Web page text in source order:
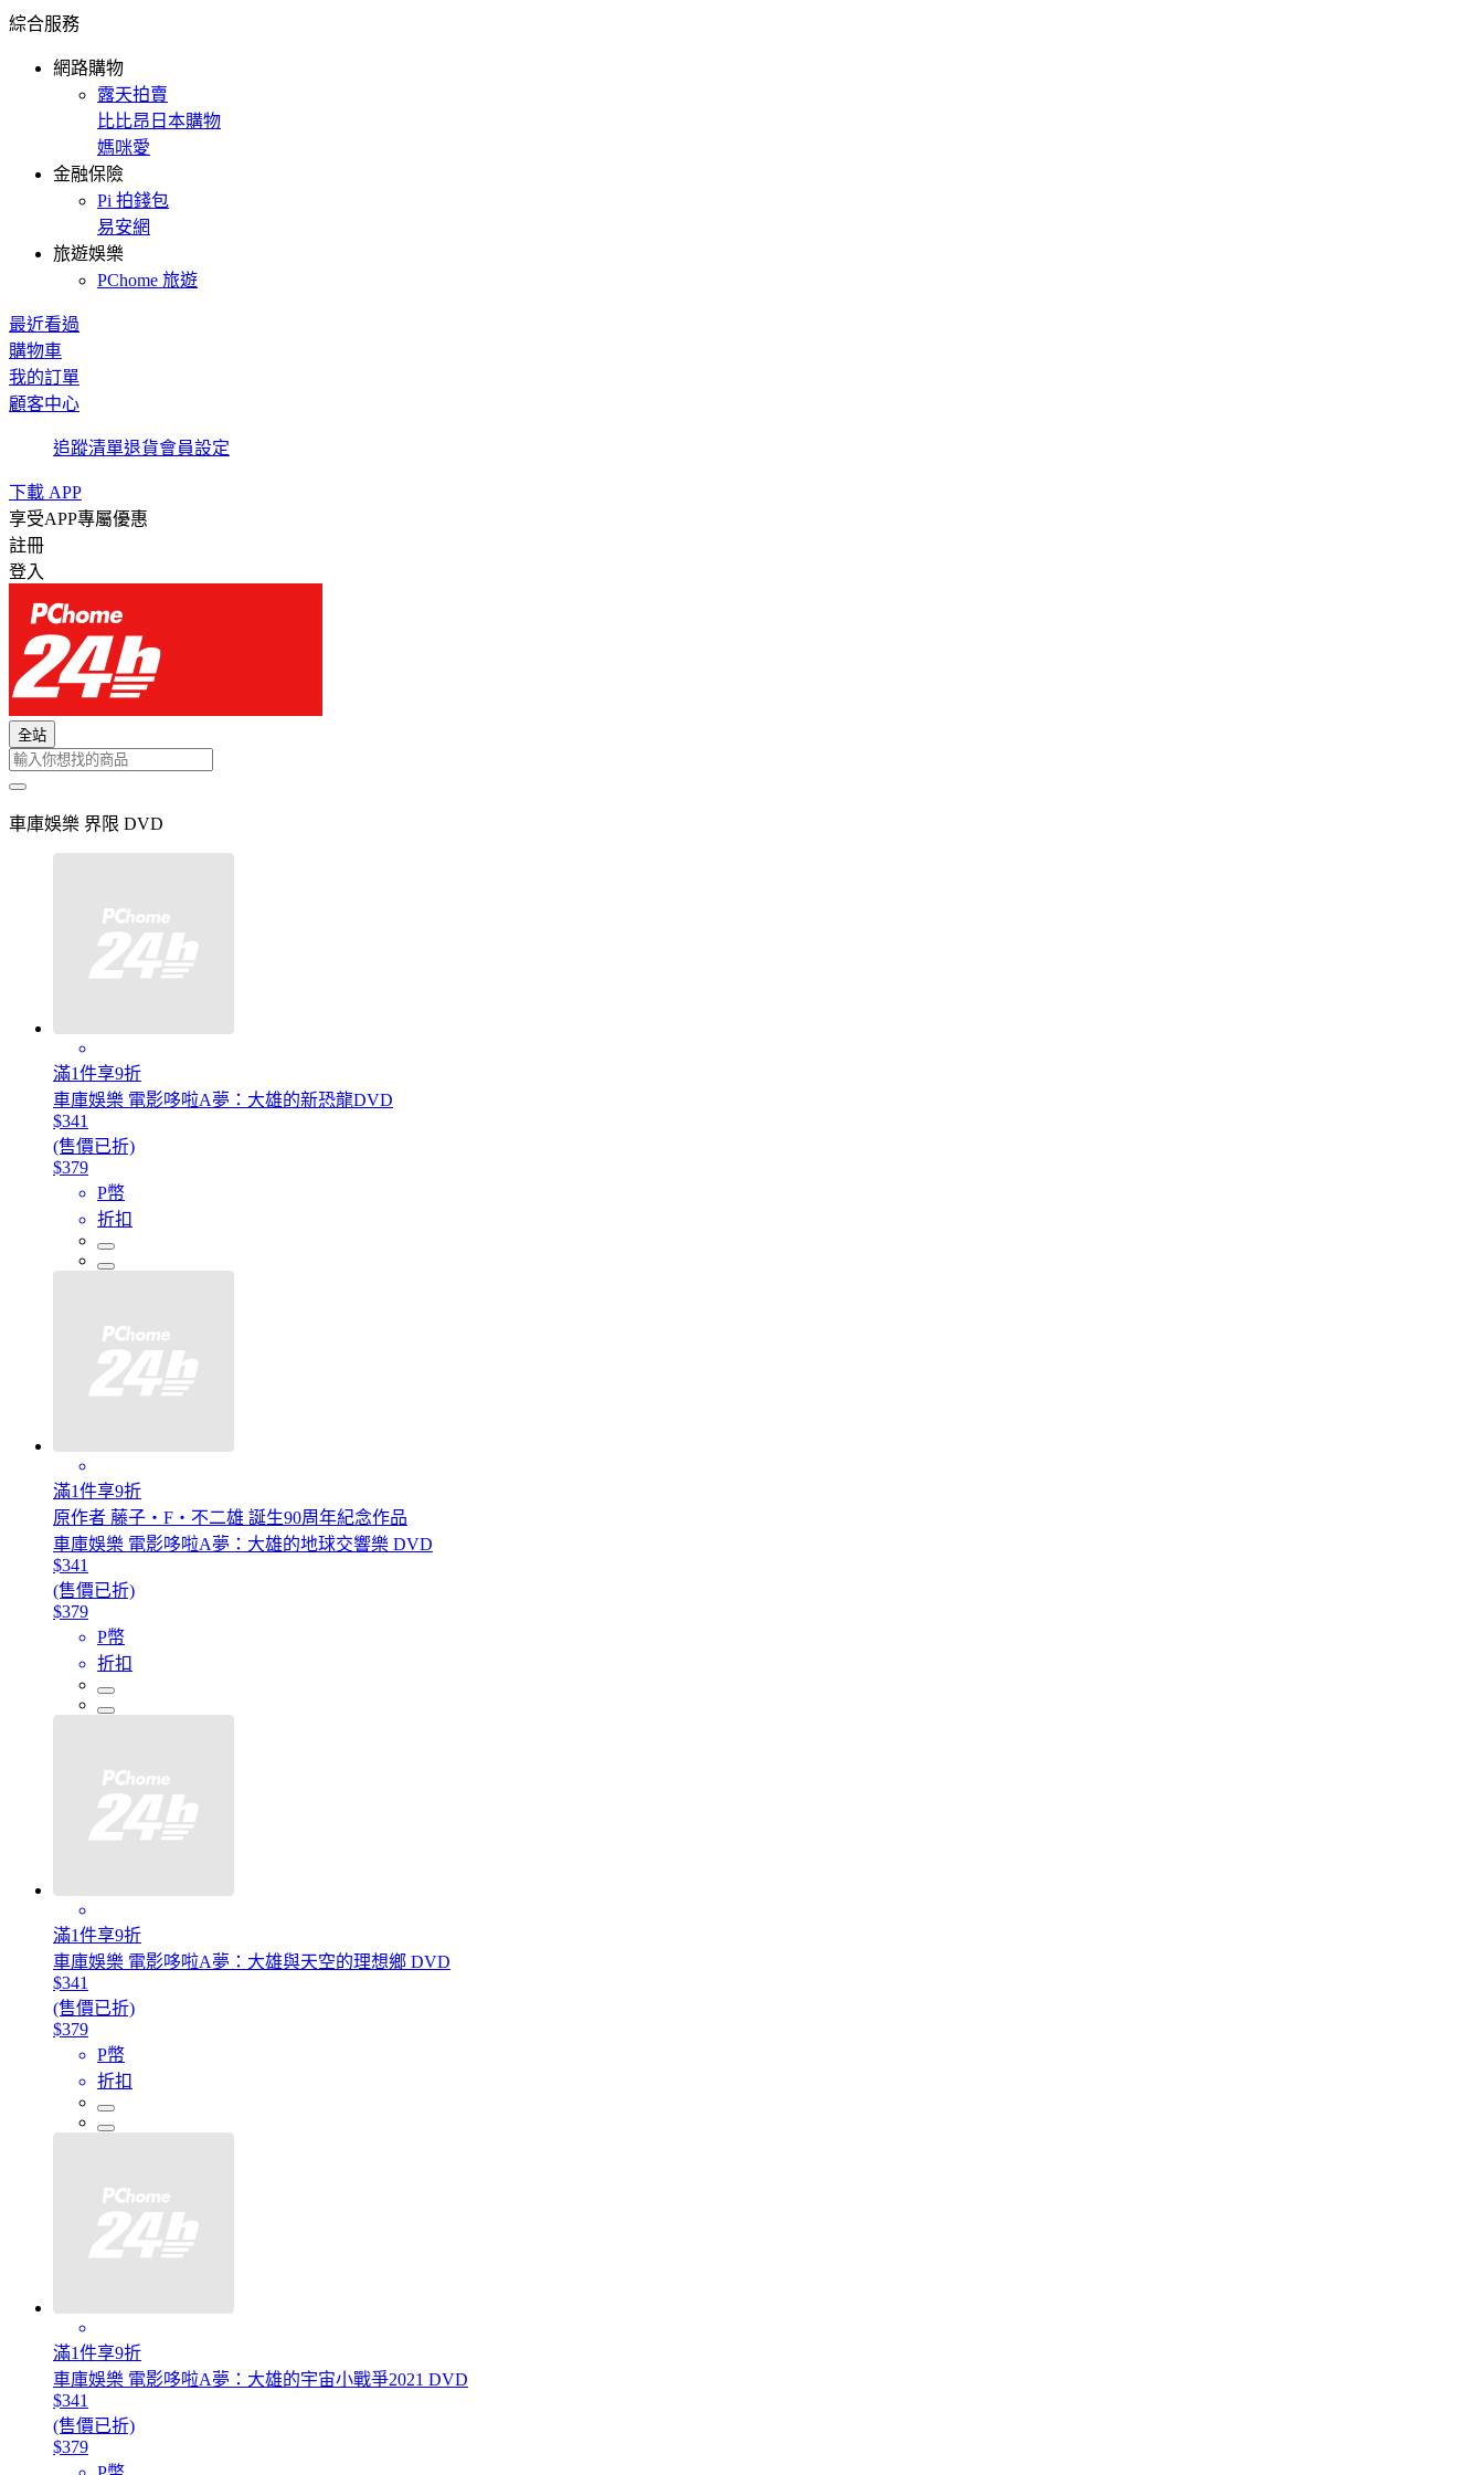
綜合服務
網路購物
露天拍賣
比比昂日本購物
媽咪愛
金融保險
Pi 拍錢包
易安網
旅遊娛樂
PChome 旅遊
最近看過
購物車
我的訂單
顧客中心
追蹤清單退貨會員設定
下載 APP
享受APP專屬優惠
註冊
登入
全站
車庫娛樂 界限 DVD
滿1件享9折
車庫娛樂 電影哆啦A夢：大雄的新恐龍DVD
$341
(售價已折)
$379
P幣
折扣
滿1件享9折
原作者 藤子・F・不二雄 誕生90周年紀念作品
車庫娛樂 電影哆啦A夢：大雄的地球交響樂 DVD
$341
(售價已折)
$379
P幣
折扣
滿1件享9折
車庫娛樂 電影哆啦A夢：大雄與天空的理想鄉 DVD
$341
(售價已折)
$379
P幣
折扣
滿1件享9折
車庫娛樂 電影哆啦A夢：大雄的宇宙小戰爭2021 DVD
$341
(售價已折)
$379